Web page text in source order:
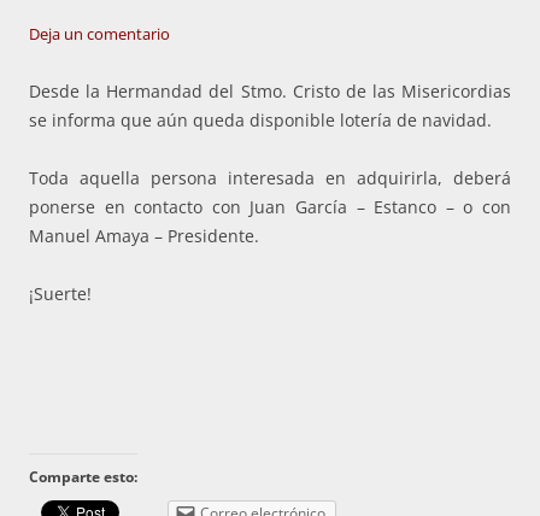
Deja un comentario
Desde la Hermandad del Stmo. Cristo de las Misericordias
se informa que aún queda disponible lotería de navidad.
Toda aquella persona interesada en adquirirla, deberá
ponerse en contacto con Juan García – Estanco – o con
Manuel Amaya – Presidente.
¡Suerte!
Comparte esto: